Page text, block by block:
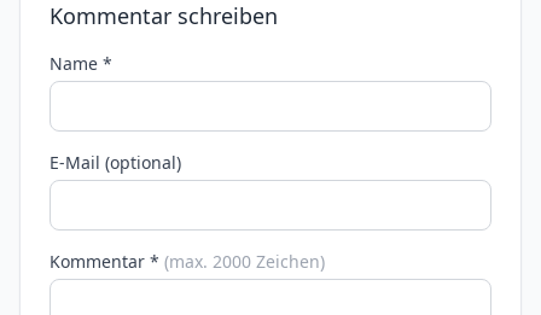
Kommentar schreiben
Name *
E-Mail (optional)
Kommentar * (max. 2000 Zeichen)